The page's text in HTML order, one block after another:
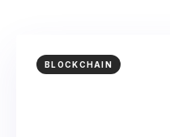
BLOCKCHAIN